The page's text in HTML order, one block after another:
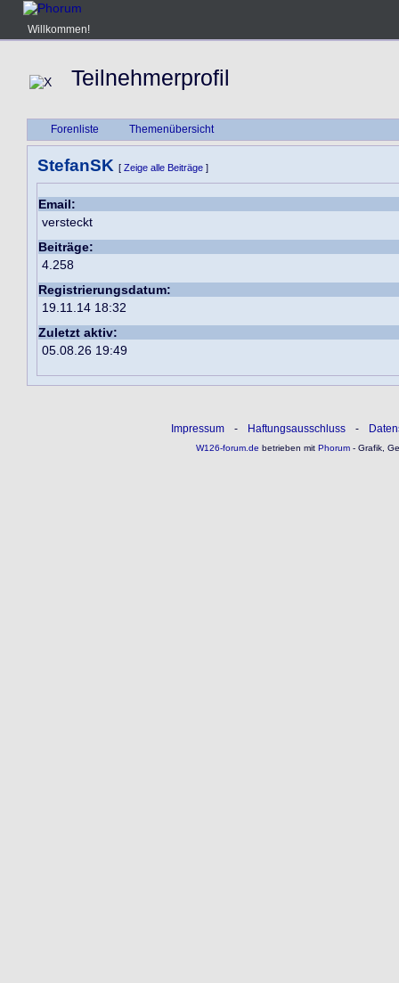
Willkommen!
Teilnehmerprofil
Forenliste Themenübersicht
StefanSK [ Zeige alle Beiträge ]
Email:
versteckt
Beiträge:
4.258
Registrierungsdatum:
19.11.14 18:32
Zuletzt aktiv:
05.08.26 19:49
Impressum - Haftungsausschluss -
W126-forum.de betrieben mitPhorum- Grafik,